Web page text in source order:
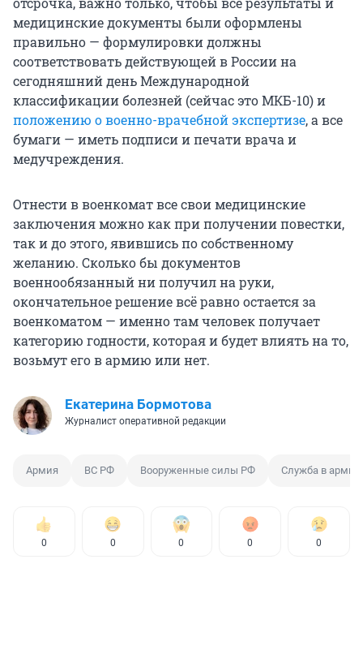
медицинские документы были оформлены
правильно — формулировки должны
соответствовать действующей в России на
сегодняшний день Международной
классификации болезней (сейчас это МКБ-10) и
положению о военно-врачебной экспертизе, а все
бумаги — иметь подписи и печати врача и
медучреждения.
Отнести в военкомат все свои медицинские
заключения можно как при получении повестки,
так и до этого, явившись по собственному
желанию. Сколько бы документов
военнообязанный ни получил на руки,
окончательное решение всё равно остается за
военкоматом — именно там человек получает
категорию годности, которая и будет влиять на то,
возьмут его в армию или нет.
Екатерина Бормотова
Журналист оперативной редакции
Армия ВС РФ Вооруженные силы РФ Служба в армии
0 0 0 0 0